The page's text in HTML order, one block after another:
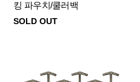
킹 파우치/쿨러백
SOLD OUT